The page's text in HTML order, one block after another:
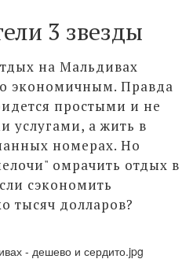
3 звезды
на Мальдивах
экономичным. Правда
простыми и не
услугами, а жить в
номерах. Но
омрачить отдых в
сэкономить
тысяч долларов?